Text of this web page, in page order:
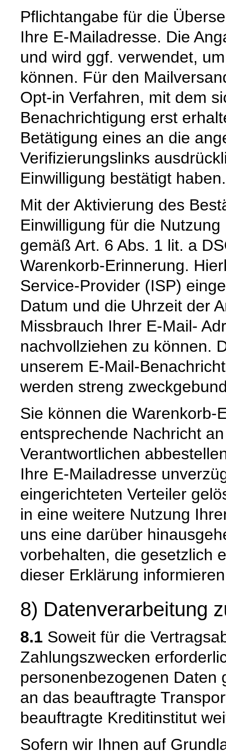
Pflichtangabe für die
Ihre E-Mailadresse. Die
und wird ggf. verwendet,
können. Für den
Opt-in Verfahren, mit dem
Benachrichtigung erst
Betätigung eines an die
Verifizierungslinks
Einwilligung bestätigt haben.
Mit der Aktivierung des
Einwilligung für die
gemäß Art. 6 Abs. 1 lit. a
Warenkorb-Erinnerung.
Service-Provider (ISP)
Datum und die Uhrzeit der
Missbrauch Ihrer E-Mail-
nachvollziehen zu können.
unserem E-Mail-
werden streng
Sie können die Warenkorb-
entsprechende Nachricht
Verantwortlichen
Ihre E-Mailadresse
eingerichteten Verteiler
in eine weitere Nutzung
uns eine darüber
vorbehalten, die gesetzlich
dieser Erklärung
8) Datenverarbeitung
8.1 Soweit für die
Zahlungszwecken
personenbezogenen Daten
an das beauftragte
beauftragte Kreditinstitut
Sofern wir Ihnen auf